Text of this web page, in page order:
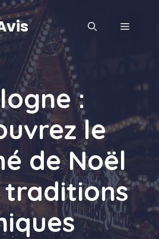
MENU
:
le
de Noël
traditions